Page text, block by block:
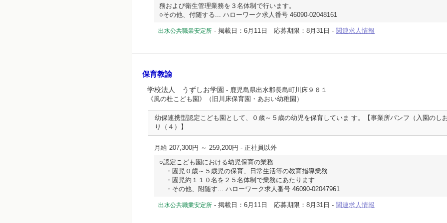
務および衛生管理業務を３名体制で行います。
○その他、付随する... ハローワーク求人番号 46090-02048161
出水公共職業安定所 - 掲載日：6月11日 応募期限：8月31日 - 関連求人情報
保育教諭
学校法人 うずしお学園 - 鹿児島県出水郡長島町川床９６１
《風の杜こども園》（旧川床保育園・あおい幼稚園）
幼保連携型認定こども園として、０歳～５歳の幼児を保育していま す。【事業所パンフ（入園のし
り（４）】
月給 207,300円 ～ 259,200円 - 正社員以外
○認定こども園における幼児保育の業務
・園児０歳～５歳児の保育、日常生活等の教育指導業務
・園児約１１０名を２５名体制で業務にあたります
・その他、附随す... ハローワーク求人番号 46090-02047961
出水公共職業安定所 - 掲載日：6月11日 応募期限：8月31日 - 関連求人情報